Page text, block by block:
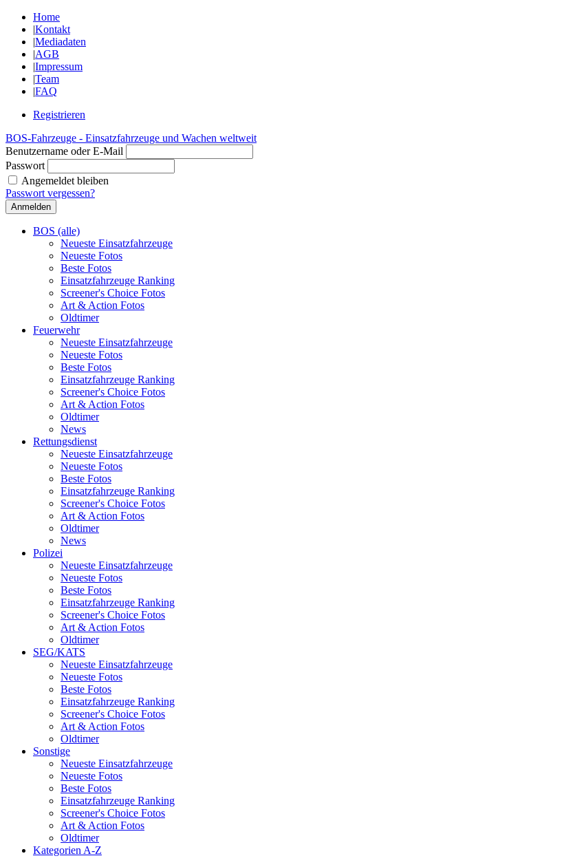
Home
|Kontakt
|Mediadaten
|AGB
|Impressum
|Team
|FAQ
Registrieren
BOS-Fahrzeuge - Einsatzfahrzeuge und Wachen weltweit
Benutzername oder E-Mail
Passwort
Angemeldet bleiben
Passwort vergessen?
BOS (alle)
Neueste Einsatzfahrzeuge
Neueste Fotos
Beste Fotos
Einsatzfahrzeuge Ranking
Screener's Choice Fotos
Art & Action Fotos
Oldtimer
Feuerwehr
Neueste Einsatzfahrzeuge
Neueste Fotos
Beste Fotos
Einsatzfahrzeuge Ranking
Screener's Choice Fotos
Art & Action Fotos
Oldtimer
News
Rettungsdienst
Neueste Einsatzfahrzeuge
Neueste Fotos
Beste Fotos
Einsatzfahrzeuge Ranking
Screener's Choice Fotos
Art & Action Fotos
Oldtimer
News
Polizei
Neueste Einsatzfahrzeuge
Neueste Fotos
Beste Fotos
Einsatzfahrzeuge Ranking
Screener's Choice Fotos
Art & Action Fotos
Oldtimer
SEG/KATS
Neueste Einsatzfahrzeuge
Neueste Fotos
Beste Fotos
Einsatzfahrzeuge Ranking
Screener's Choice Fotos
Art & Action Fotos
Oldtimer
Sonstige
Neueste Einsatzfahrzeuge
Neueste Fotos
Beste Fotos
Einsatzfahrzeuge Ranking
Screener's Choice Fotos
Art & Action Fotos
Oldtimer
Kategorien A-Z